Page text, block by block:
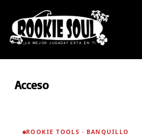
contenido
Acceso
ROOKIE TOOLS · BANQUILLO